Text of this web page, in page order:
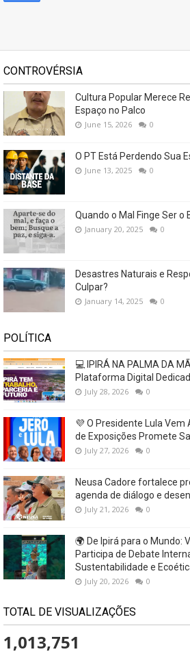
CONTROVÉRSIA
Cultura Popular Merece
Espaço no Palco
June 15, 2026 0
O PT Está Perdendo Sua
June 13, 2025 0
Quando o Mal Finge Ser o
January 20, 2025 0
Desastres Naturais e
Culpar?
January 14, 2025 0
POLÍTICA
💻 IPIRÁ NA PALMA DA
Plataforma Digital
July 28, 2026 0
💜 O Presidente Lula Vem
de Exposições Promete
July 27, 2026 0
Neusa Cadore fortalece
agenda de diálogo e
July 21, 2026 0
🌍 De Ipirá para o Mundo:
Participa de Debate
Sustentabilidade e
July 20, 2026 0
TOTAL DE VISUALIZAÇÕES
1,013,751